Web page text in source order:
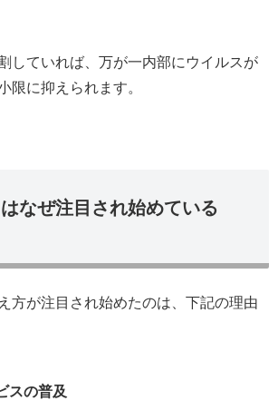
していれば、万が一内部にウイルスが
限に抑えられます。
なぜ注目され始めている
方が注目され始めたのは、下記の理由
スの普及